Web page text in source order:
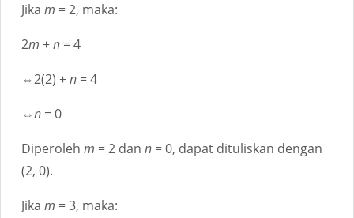
Jika m = 2, maka:
2m +n = 4
⇔2(2) +n = 4
⇔n = 0
Diperoleh m = 2 dan n = 0, dapat dituliskan dengan
(2, 0).
Jika m = 3, maka: